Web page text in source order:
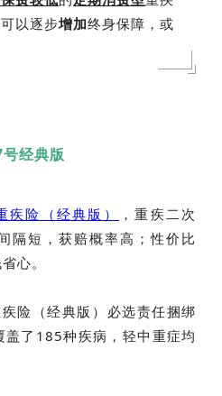
以逐步增加终身保障，或
经典版
险（经典版）
，重疾二次
隔短，获赔概率高；性价比
心。
险（经典版）必选责任捆绑
盖了185种疾病，轻中重症均